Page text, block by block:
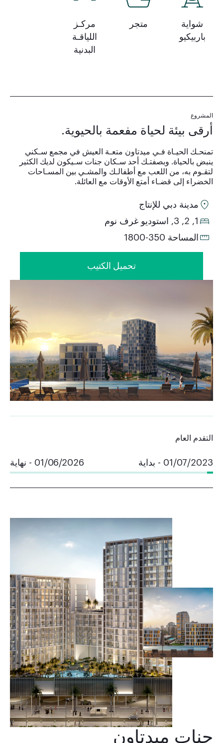
شواية
باربيكيو
متجر
مركـز
اللياقـة
البدنية
المشروع
أرقى بيئة لحياة مفعمة بالحيوية.
تمنحـك الحيـاة فـي ميدتاون متعـة العيش في مجمع سـكني
ينبض بالحياة. وبصفتـك أحد سـكان جنات سـيكون لديك الكثير
لتقـوم به، من اللعب مع أطفالـك والمشـي بين المسـاحات
الخضراء إلى قضـاء أمتع الأوقات مع العائلة.
مدينة دبي للإنتاج
1, 2, 3, استوديو غرف نوم
المساحة 350-1800
تحميل الكتيب
التقدم العام
01/07/2023 - بداية 01/06/2026 - نهاية
جنات ميدتاون